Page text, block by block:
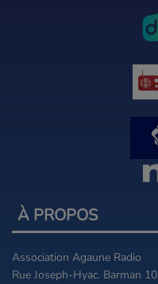
À PROPOS
Association Agaune Radio
Rue Joseph-Hyac. Barman 10